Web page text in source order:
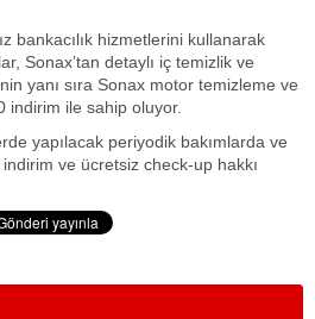
bankacılık hizmetlerini kullanarak
Sonax’tan detaylı iç temizlik ve
yanı sıra Sonax motor temizleme ve
indirim ile sahip oluyor.
yapılacak periyodik bakımlarda ve
ve ücretsiz check-up hakkı